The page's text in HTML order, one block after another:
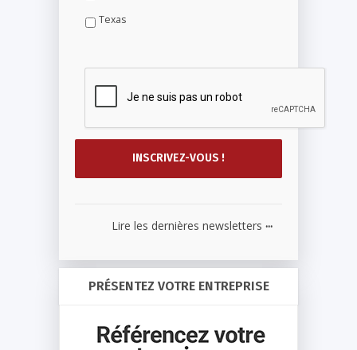
Texas
Lire les dernières newsletters ...
PRÉSENTEZ VOTRE ENTREPRISE